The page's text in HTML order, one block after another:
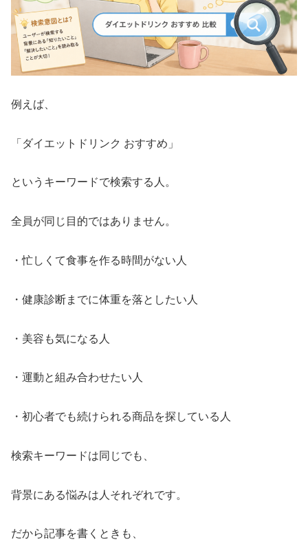
例えば、
「ダイエットドリンク おすすめ」
というキーワードで検索する人。
全員が同じ目的ではありません。
・忙しくて食事を作る時間がない人
・健康診断までに体重を落としたい人
・美容も気になる人
・運動と組み合わせたい人
・初心者でも続けられる商品を探している人
検索キーワードは同じでも、
背景にある悩みは人それぞれです。
だから記事を書くときも、